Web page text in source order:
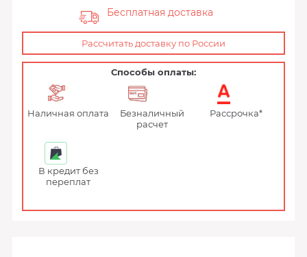
Бесплатная доставка
Рассчитать доставку по России
Способы оплаты:
Наличная оплата
Безналичный
расчет
Рассрочка*
В кредит без
переплат